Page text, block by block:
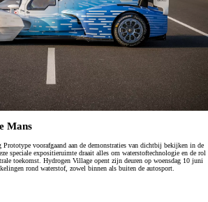
Mans
voorafgaand aan de demonstraties van dichtbij bekijken in de
speciale expositieruimte draait alles om waterstoftechnologie en de rol
toekomst. Hydrogen Village opent zijn deuren op woensdag 10 juni
rond waterstof, zowel binnen als buiten de autosport.